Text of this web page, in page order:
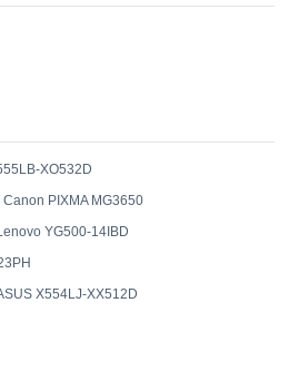
XO532D
PIXMA MG3650
YG500-14IBD
X554LJ-XX512D